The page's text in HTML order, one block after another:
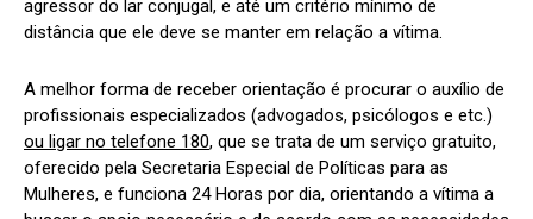
agressor do lar conjugal, e até um critério mínimo de
distância que ele deve se manter em relação a vítima.
A melhor forma de receber orientação é procurar o auxílio de
profissionais especializados (advogados, psicólogos e etc.)
ou ligar no telefone 180, que se trata de um serviço gratuito,
oferecido pela Secretaria Especial de Políticas para as
Mulheres, e funciona 24 Horas por dia, orientando a vítima a